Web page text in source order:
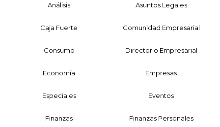
Análisis Asuntos Legales
Caja Fuerte Comunidad Empresarial
Consumo Directorio Empresarial
Economía Empresas
Especiales Eventos
Finanzas Finanzas Personales